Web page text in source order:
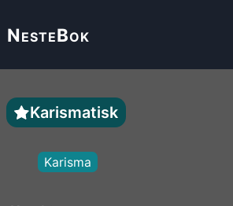
NesteBok
Karismatisk
Karisma